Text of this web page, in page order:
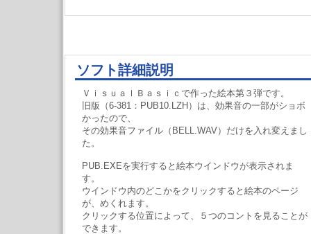
ソフト詳細説明
ＶｉｓｕａｌＢａｓｉｃで作った絵本第３弾です。
旧版（6-381：PUB10.LZH）は、効果音の一部がショボ
かったので、
その効果音ファイル（BELL.WAV）だけを入れ変えまし
た。
PUB.EXEを実行すると絵本ウインドウが表示されま
す。
ウインドウ内のどこかをクリックすると絵本のページ
が、めくれます。
クリックする位置によって、５つのコントを見ることが
できます。